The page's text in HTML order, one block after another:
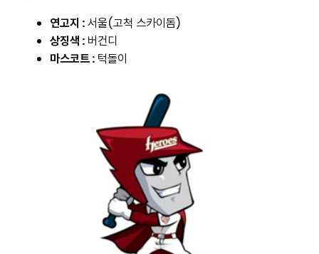
연고지 :서울(고척 스카이돔)
상징색 : 버건디
마스코트 : 턱돌이